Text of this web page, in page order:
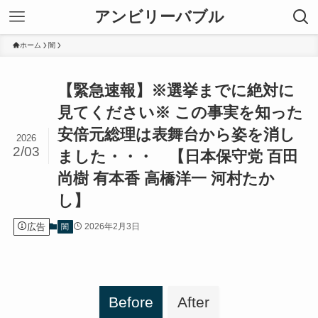
アンビリーバブル
ホーム 闇
【緊急速報】※選挙までに絶対に
見てください※ この事実を知った
安倍元総理は表舞台から姿を消し
ました・・・ 【日本保守党 百田
尚樹 有本香 高橋洋一 河村たか
し】
2026
2/03
広告 闇 2026年2月3日
Before After